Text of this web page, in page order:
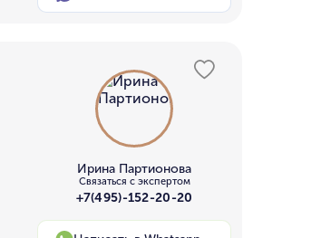
Ирина Партионова
Связаться с экспертом
+7(495)-152-20-20